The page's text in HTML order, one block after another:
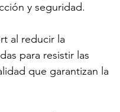
y seguridad.
al reducir la
para resistir las
que garantizan la